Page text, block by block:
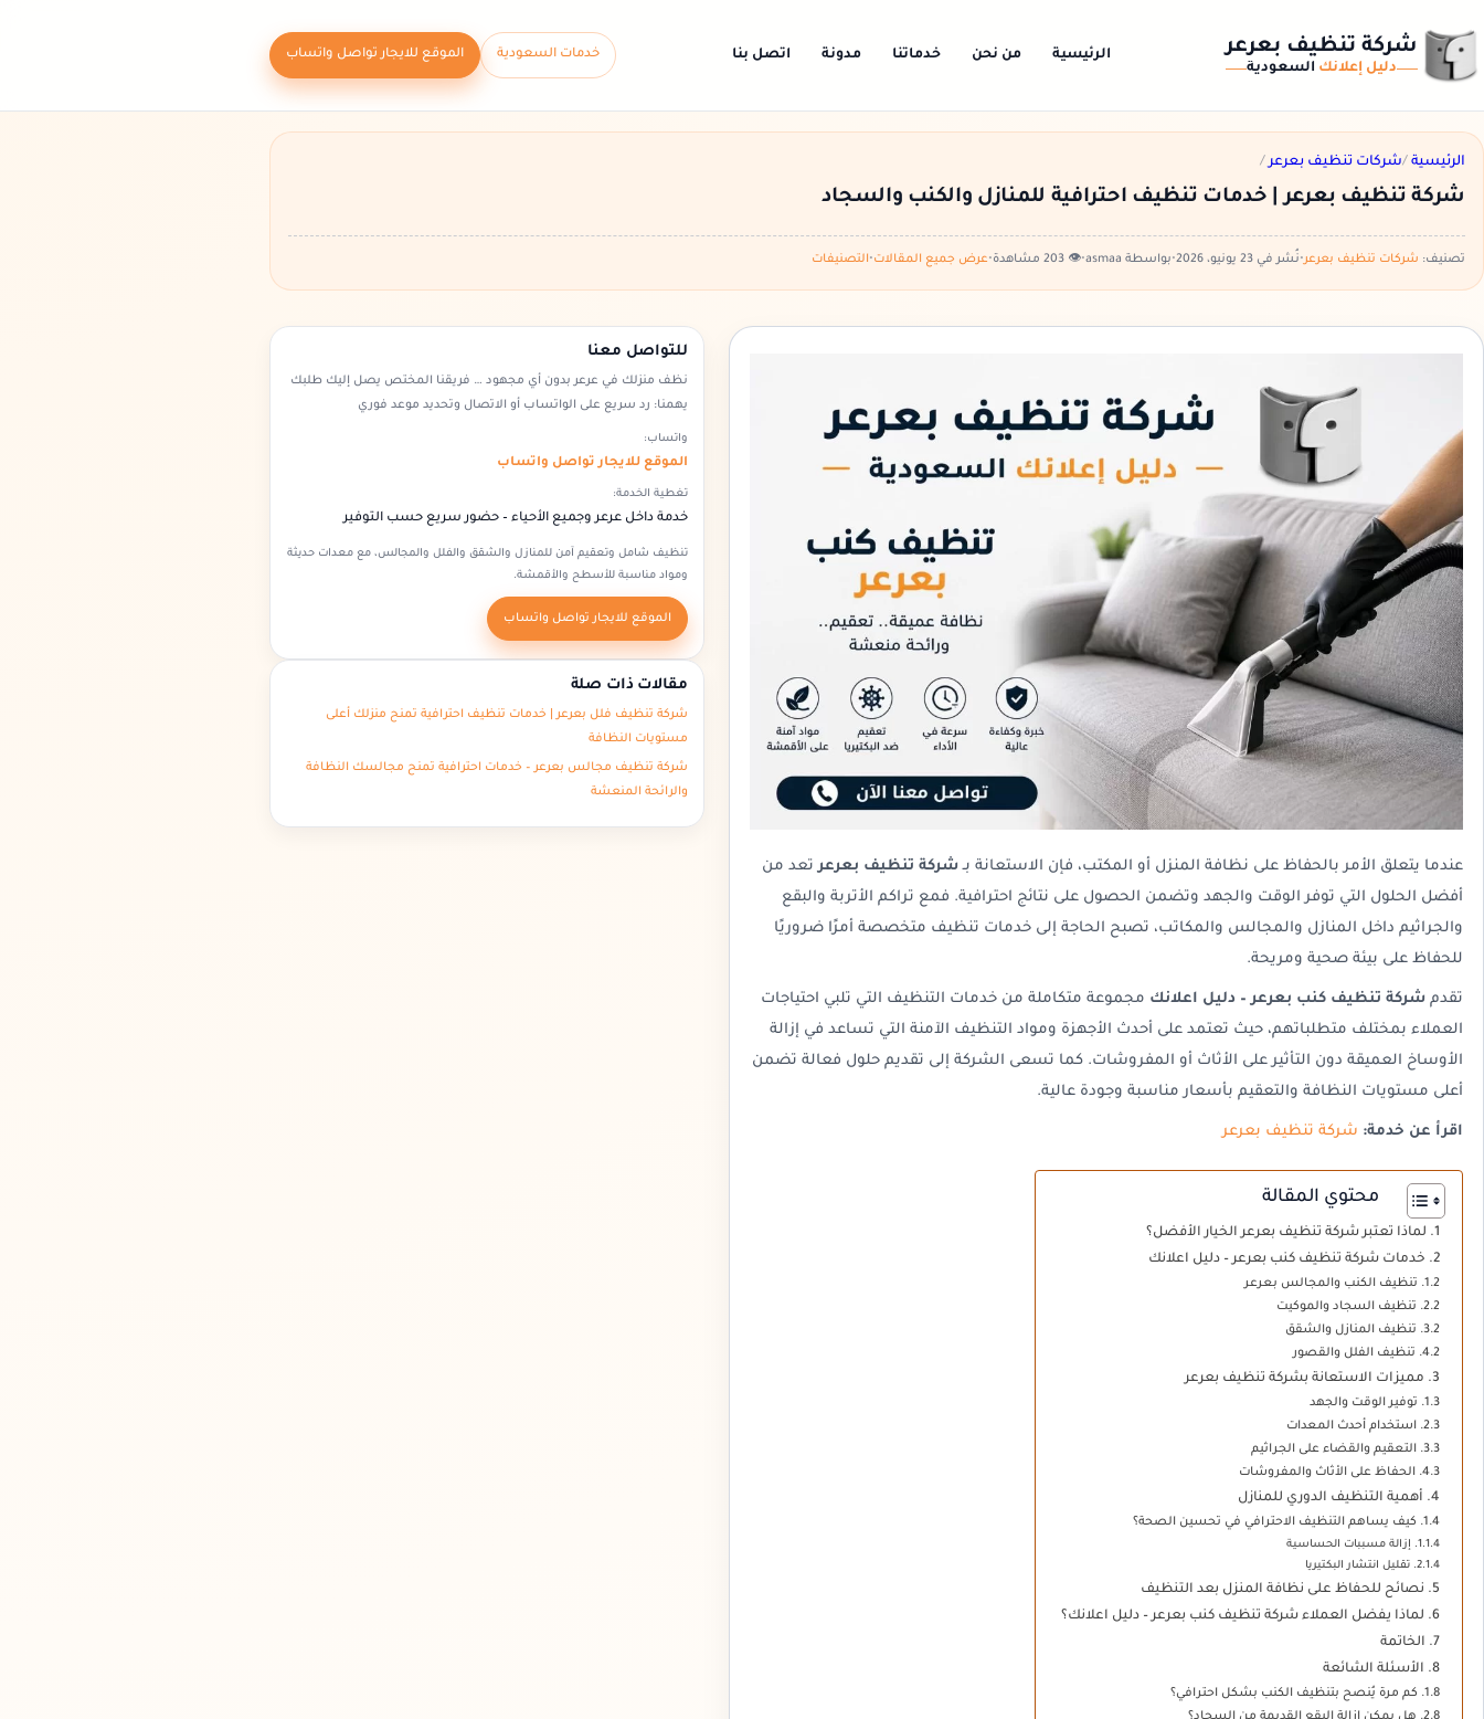
شركة تنظيف بعرعر
دليل إعلانك السعودية
الرئيسية من نحن خدماتنا مدونة اتصل بنا خدمات السعودية الموقع للايجار تواصل واتساب
الرئيسية /شركات تنظيف بعرعر/
شركة تنظيف بعرعر | خدمات تنظيف احترافية للمنازل والكنب والسجاد
تصنيف: شركات تنظيف بعرعر•نُشر في 23 يونيو، 2026 •بواسطة asmaa •👁️ 203 مشاهدة •عرض جميع المقالات•التصنيفات
عندما يتعلق الأمر بالحفاظ على نظافة المنزل أو المكتب، فإن الاستعانة بـ شركة تنظيف بعرعرتعد من
أفضل الحلول التي توفر الوقت والجهد وتضمن الحصول على نتائج احترافية. فمع تراكم الأتربة والبقع
والجراثيم داخل المنازل والمجالس والمكاتب، تصبح الحاجة إلى خدمات تنظيف متخصصة أمرًا ضروريًا
للحفاظ على بيئة صحية ومريحة.
تقدم شركة تنظيف كنب بعرعر – دليل اعلانك مجموعة متكاملة من خدمات التنظيف التي تلبي احتياجات
العملاء بمختلف متطلباتهم، حيث تعتمد على أحدث الأجهزة ومواد التنظيف الآمنة التي تساعد في إزالة
الأوساخ العميقة دون التأثير على الأثاث أو المفروشات. كما تسعى الشركة إلى تقديم حلول فعالة تضمن
أعلى مستويات النظافة والتعقيم بأسعار مناسبة وجودة عالية.
اقرأ عن خدمة: شركة تنظيف بعرعر
محتوي المقالة
لماذا تعتبر شركة تنظيف بعرعر الخيار الأفضل؟
خدمات شركة تنظيف كنب بعرعر – دليل اعلانك
تنظيف الكنب والمجالس بعرعر
تنظيف السجاد والموكيت
تنظيف المنازل والشقق
تنظيف الفلل والقصور
مميزات الاستعانة بشركة تنظيف بعرعر
توفير الوقت والجهد
استخدام أحدث المعدات
التعقيم والقضاء على الجراثيم
الحفاظ على الأثاث والمفروشات
أهمية التنظيف الدوري للمنازل
كيف يساهم التنظيف الاحترافي في تحسين الصحة؟
إزالة مسببات الحساسية
تقليل انتشار البكتيريا
نصائح للحفاظ على نظافة المنزل بعد التنظيف
لماذا يفضل العملاء شركة تنظيف كنب بعرعر – دليل اعلانك؟
الخاتمة
الأسئلة الشائعة
كم مرة يُنصح بتنظيف الكنب بشكل احترافي؟
للتواصل معنا
نظف منزلك في عرعر بدون أي مجهود … فريقنا المختص يصل إليك طلبك
يهمنا: رد سريع على الواتساب أو الاتصال وتحديد موعد فوري
واتساب:
الموقع للايجار تواصل واتساب
تغطية الخدمة:
خدمة داخل عرعر وجميع الأحياء – حضور سريع حسب التوفير
تنظيف شامل وتعقيم آمن للمنازل والشقق والفلل والمجالس، مع معدات حديثة
ومواد مناسبة للأسطح والأقمشة.
الموقع للايجار تواصل واتساب
مقالات ذات صلة
شركة تنظيف فلل بعرعر | خدمات تنظيف احترافية تمنح منزلك أعلى
مستويات النظافة
شركة تنظيف مجالس بعرعر – خدمات احترافية تمنح مجالسك النظافة
والرائحة المنعشة